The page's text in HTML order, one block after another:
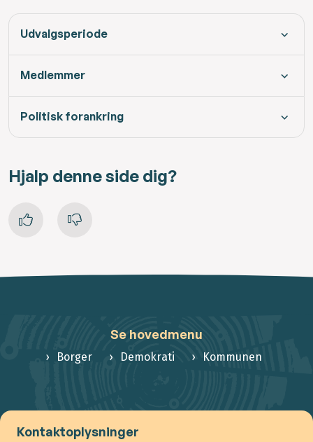
Udvalgsperiode
Medlemmer
Politisk forankring
Hjalp denne side dig?
Se hovedmenu
Borger Demokrati Kommunen
Kontaktoplysninger